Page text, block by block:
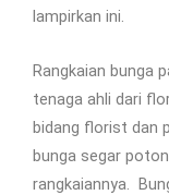
lampirkan ini.
Rangkaian bunga
tenaga ahli dari
bidang florist dan
bunga segar
rangkaiannya.